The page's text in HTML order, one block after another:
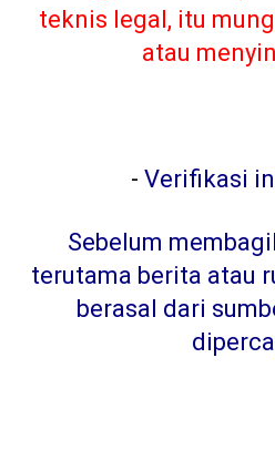
teknis legal, itu
atau
- Verifikasi
Sebelum
terutama berita atau
berasal dari